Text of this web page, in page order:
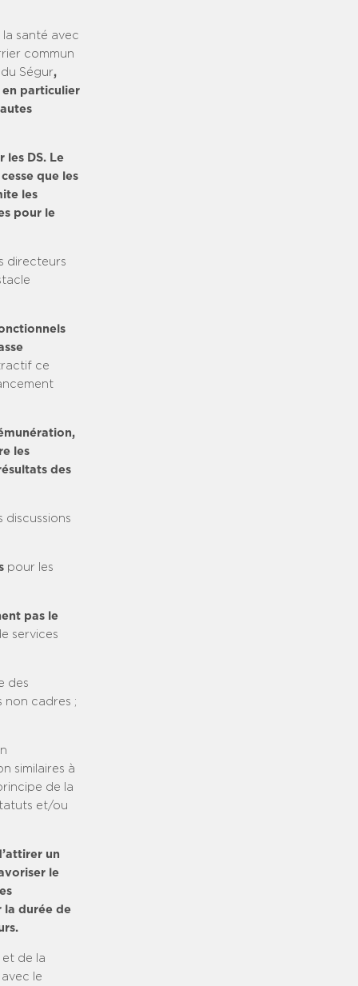
la santé avec
commun
Ségur,
en particulier
les DS. Le
que les
les
pour le
directeurs
ce
les
des
discussions
pour les
pas le
services
des
non cadres ;
similaires à
de la
et/ou
un
le
la durée de
de la
le